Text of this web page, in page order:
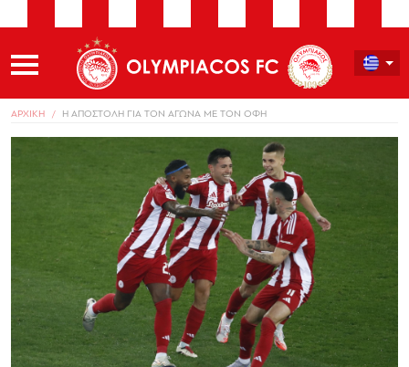
ΑΡΧΙΚΗ Η ΑΠΟΣΤΟΛΗ ΓΙΑ ΤΟΝ ΑΓΩΝΑ ΜΕ ΤΟΝ ΟΦΗ